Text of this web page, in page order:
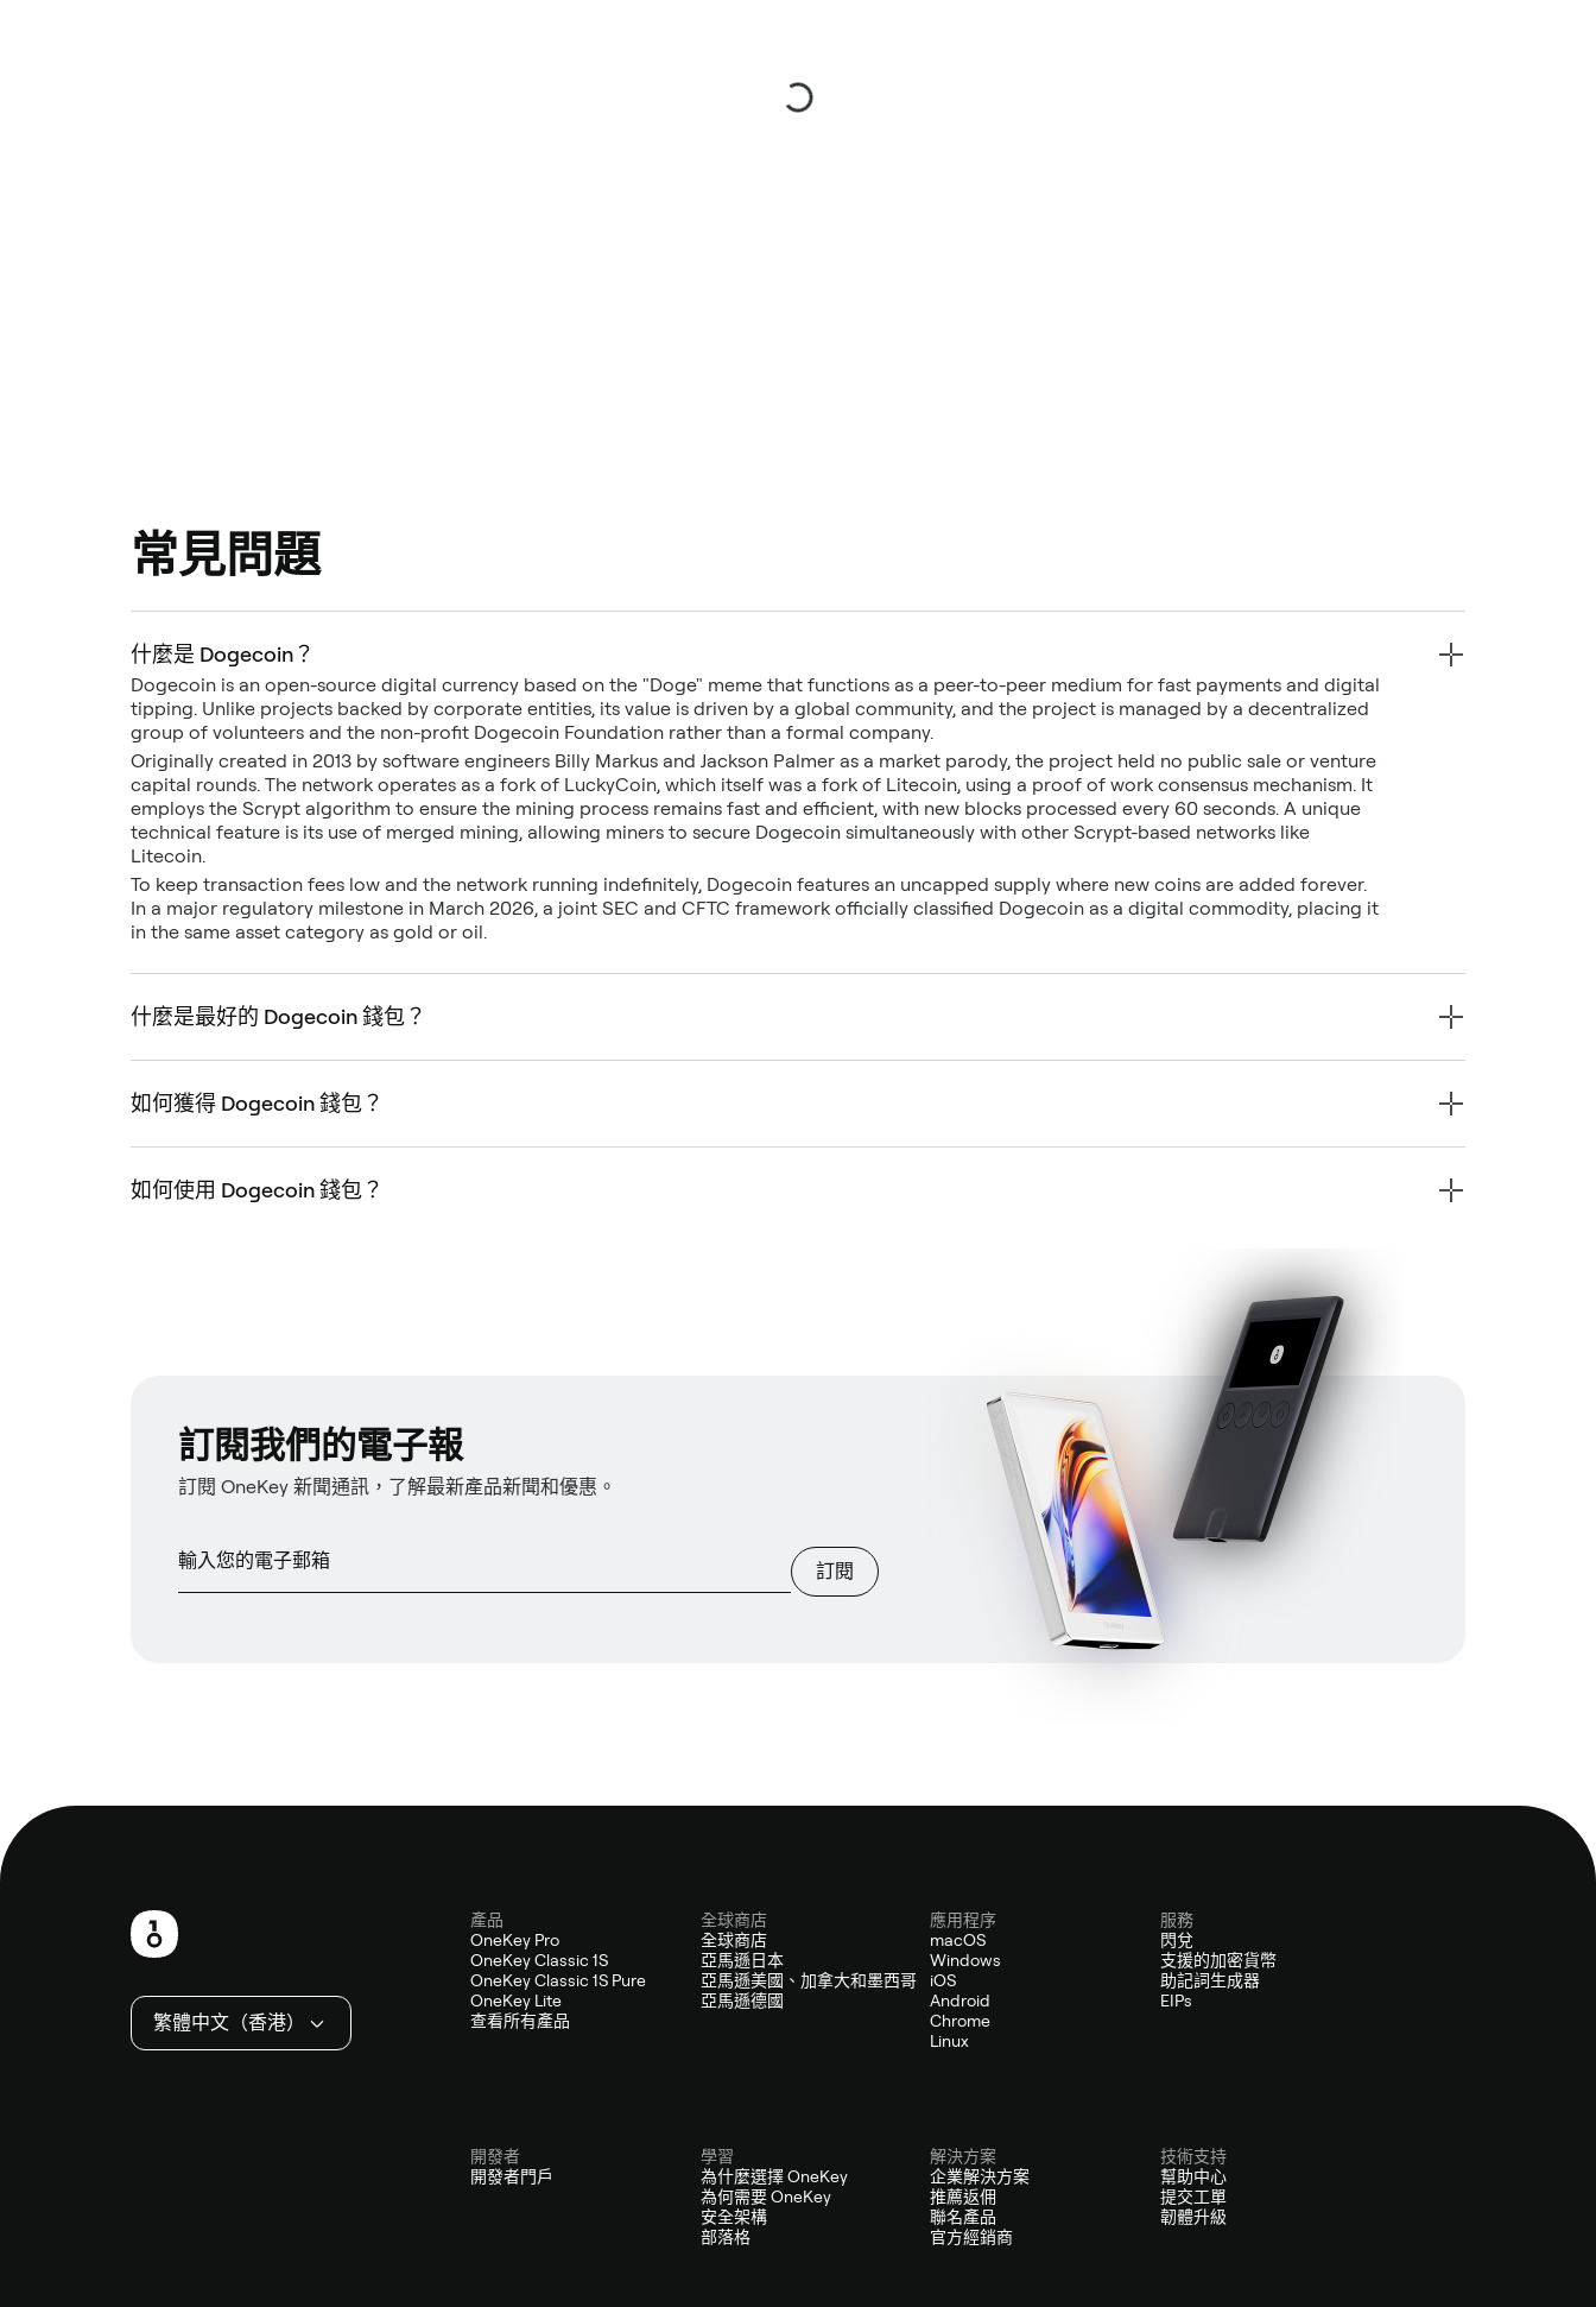
常見問題
什麼是 Dogecoin？
Dogecoin is an open-source digital currency based on the "Doge" meme that functions as a peer-to-peer medium for fast payments and digital
tipping. Unlike projects backed by corporate entities, its value is driven by a global community, and the project is managed by a decentralized
group of volunteers and the non-profit Dogecoin Foundation rather than a formal company.
Originally created in 2013 by software engineers Billy Markus and Jackson Palmer as a market parody, the project held no public sale or venture
capital rounds. The network operates as a fork of LuckyCoin, which itself was a fork of Litecoin, using a proof of work consensus mechanism. It
employs the Scrypt algorithm to ensure the mining process remains fast and efficient, with new blocks processed every 60 seconds. A unique
technical feature is its use of merged mining, allowing miners to secure Dogecoin simultaneously with other Scrypt-based networks like
Litecoin.
To keep transaction fees low and the network running indefinitely, Dogecoin features an uncapped supply where new coins are added forever.
In a major regulatory milestone in March 2026, a joint SEC and CFTC framework officially classified Dogecoin as a digital commodity, placing it
in the same asset category as gold or oil.
什麼是最好的 Dogecoin 錢包？
如何獲得 Dogecoin 錢包？
如何使用 Dogecoin 錢包？
訂閱我們的電子報
訂閱 OneKey 新聞通訊，了解最新產品新聞和優惠。
訂閱
繁體中文（香港）
產品
OneKey Pro
OneKey Classic 1S
OneKey Classic 1S Pure
OneKey Lite
查看所有產品
全球商店
全球商店
亞馬遜日本
亞馬遜美國、加拿大和墨西哥
亞馬遜德國
應用程序
macOS
Windows
iOS
Android
Chrome
Linux
服務
閃兌
支援的加密貨幣
助記詞生成器
EIPs
開發者
開發者門戶
學習
為什麼選擇 OneKey
為何需要 OneKey
安全架構
部落格
解決方案
企業解決方案
推薦返佣
聯名產品
官方經銷商
技術支持
幫助中心
提交工單
韌體升級